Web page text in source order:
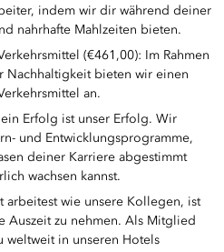
indem wir dir während deiner
nahrhafte Mahlzeiten bieten.
(€461,00): Im Rahmen
Nachhaltigkeit bieten wir einen
an.
Erfolg ist unser Erfolg. Wir
und Entwicklungsprogramme,
deiner Karriere abgestimmt
wachsen kannst.
arbeitest wie unsere Kollegen, ist
Auszeit zu nehmen. Als Mitglied
weltweit in unseren Hotels